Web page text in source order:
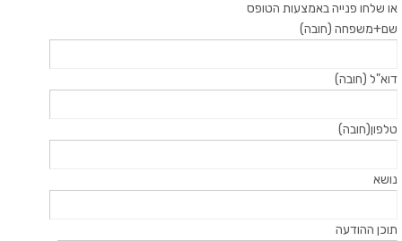
או שלחו פנייה באמצעות הטופס
שם+משפחה (חובה)
דוא"ל (חובה)
טלפון(חובה)
נושא
תוכן ההודעה